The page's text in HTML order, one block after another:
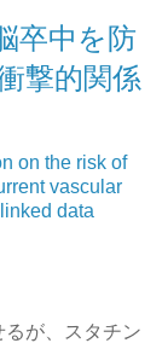
卒中を防
撃的関係
on the risk of
vascular
data
が、スタチン